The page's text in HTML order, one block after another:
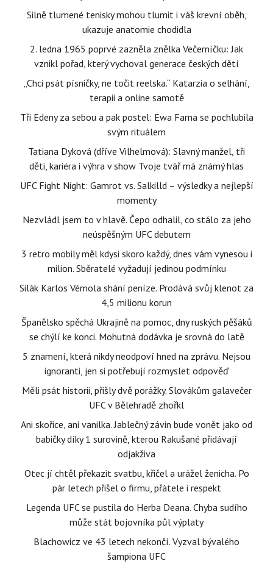
Silně tlumené tenisky mohou tlumit i váš krevní oběh,
ukazuje anatomie chodidla
2. ledna 1965 poprvé zazněla znělka Večerníčku: Jak
vznikl pořad, který vychoval generace českých dětí
„Chci psát písničky, ne točit reelska.“ Katarzia o selhání,
terapii a online samotě
Tři Edeny za sebou a pak postel: Ewa Farna se pochlubila
svým rituálem
Tatiana Dyková (dříve Vilhelmová): Slavný manžel, tři
děti, kariéra i výhra v show Tvoje tvář má známý hlas
UFC Fight Night: Gamrot vs. Salkilld – výsledky a nejlepší
momenty
Nezvládl jsem to v hlavě. Čepo odhalil, co stálo za jeho
neúspěšným UFC debutem
3 retro mobily měl kdysi skoro každý, dnes vám vynesou i
milion. Sběratelé vyžadují jedinou podmínku
Silák Karlos Vémola shání peníze. Prodává svůj klenot za
4,5 milionu korun
Španělsko spěchá Ukrajině na pomoc, dny ruských pěšáků
se chýlí ke konci. Mohutná dodávka je srovná do latě
5 znamení, která nikdy neodpoví hned na zprávu. Nejsou
ignoranti, jen si potřebují rozmyslet odpověď
Měli psát historii, přišly dvě porážky. Slovákům galavečer
UFC v Bělehradě zhořkl
Ani skořice, ani vanilka. Jablečný závin bude vonět jako od
babičky díky 1 surovině, kterou Rakušané přidávají
odjakživa
Otec jí chtěl překazit svatbu, křičel a urážel ženicha. Po
pár letech přišel o firmu, přátele i respekt
Legenda UFC se pustila do Herba Deana. Chyba sudího
může stát bojovníka půl výplaty
Blachowicz ve 43 letech nekončí. Vyzval bývalého
šampiona UFC